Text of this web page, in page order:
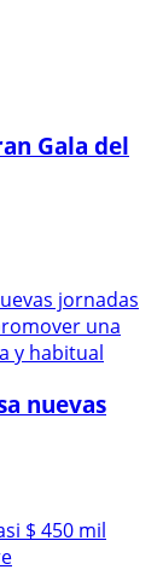
Gala del
nuevas